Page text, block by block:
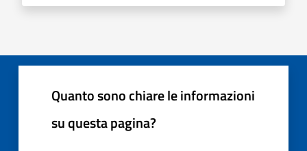
Quanto sono chiare le informazioni
su questa pagina?